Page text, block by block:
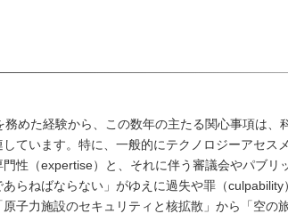
めた経験から、この数年の主たる関心事項は
ています。特に、一般的にテクノロジーアセス
性（expertise）と、それに伴う審議会やパブ
らねばならない」がゆえに過失や罪（
子力施設のセキュリティと核拡散」から「空